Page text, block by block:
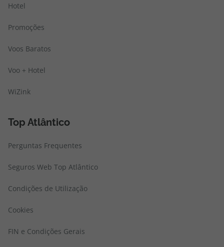
Hotel
Promoções
Voos Baratos
Voo + Hotel
WiZink
Top Atlântico
Perguntas Frequentes
Seguros Web Top Atlântico
Condições de Utilização
Cookies
FIN e Condições Gerais